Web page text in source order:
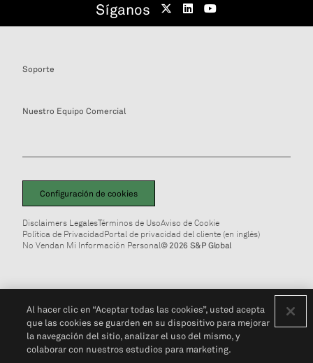
Síganos
Soporte
Nuestro Equipo Comercial
Configuración de cookies
Disclaimers LegalesTérminos de UsoAviso de Cookie
Política de PrivacidadPortal de privacidad del cliente (en inglés)
No Vendan Mi Información Personal© 2026 S&P Global
Al hacer clic en “Aceptar todas las cookies”, usted acepta
que las cookies se guarden en su dispositivo para mejorar
la navegación del sitio, analizar el uso del mismo, y
colaborar con nuestros estudios para marketing.